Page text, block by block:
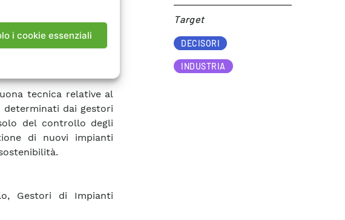
i cookie essenziali
tempo. Oltre alla
è uno strumento
l’impatto degli
tecnica relative al
dai gestori
del controllo degli
di nuovi impianti
Gestori di Impianti
Target​
DECISORI
INDUSTRIA